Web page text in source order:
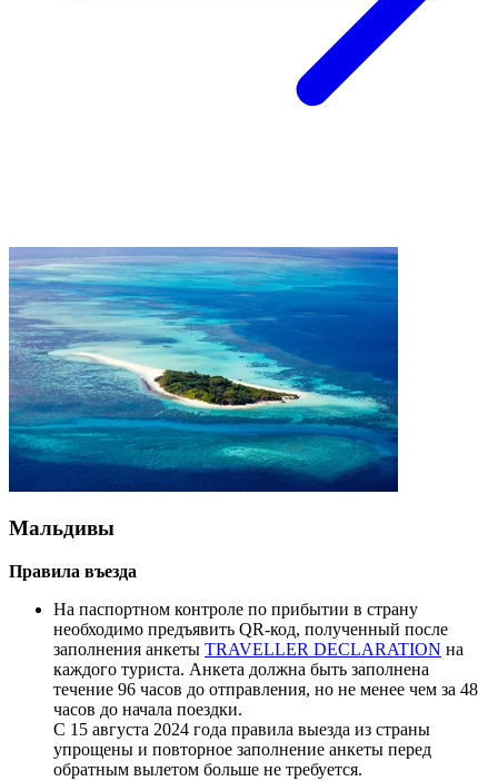
Мальдивы
Правила въезда
На паспортном контроле по прибытии в страну
необходимо предъявить QR-код, полученный после
заполнения анкеты TRAVELLER DECLARATION на
каждого туриста. Анкета должна быть заполнена
течение 96 часов до отправления, но не менее чем за 48
часов до начала поездки.
C 15 августа 2024 года правила выезда из страны
упрощены и повторное заполнение анкеты перед
обратным вылетом больше не требуется.